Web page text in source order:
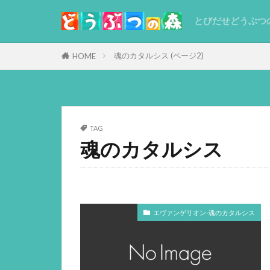
とびだせどうぶ
HOME 魂のカタルシス (ページ2)
TAG
魂のカタルシス
エヴァンゲリオン-魂のカタルシス